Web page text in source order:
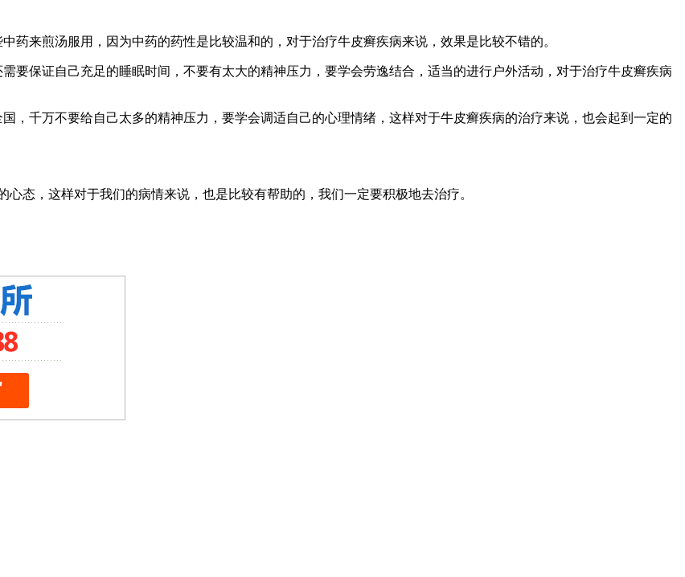
药来煎汤服用，因为中药的药性是比较温和的，对于治疗牛皮癣疾病来说，效果是比较不错的。
要保证自己充足的睡眠时间，不要有太大的精神压力，要学会劳逸结合，适当的进行户外活动，对于治疗牛皮癣疾病
，千万不要给自己太多的精神压力，要学会调适自己的心理情绪，这样对于牛皮癣疾病的治疗来说，也会起到一定的
态，这样对于我们的病情来说，也是比较有帮助的，我们一定要积极地去治疗。